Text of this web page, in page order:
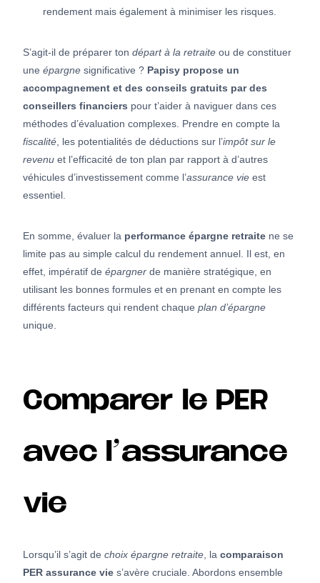
rendement mais également à minimiser les risques.
S’agit-il de préparer ton départ à la retraite ou de constituer
une épargne significative ? Papisy propose un
accompagnement et des conseils gratuits par des
conseillers financiers pour t’aider à naviguer dans ces
méthodes d’évaluation complexes. Prendre en compte la
fiscalité , les potentialités de déductions sur l’impôt sur le
revenu et l’efficacité de ton plan par rapport à d’autres
véhicules d’investissement comme l’assurance vie est
essentiel.
En somme, évaluer la performance épargne retraite ne se
limite pas au simple calcul du rendement annuel. Il est, en
effet, impératif de épargner de manière stratégique, en
utilisant les bonnes formules et en prenant en compte les
différents facteurs qui rendent chaque plan d’épargne
unique.
Comparer le PER
avec l’assurance
vie
Lorsqu’il s’agit de choix épargne retraite , la comparaison
PER assurance vie s’avère cruciale. Abordons ensemble